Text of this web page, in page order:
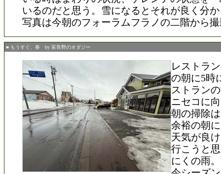
いるのだと思う。雪になるとそれが良く分
写真は今朝のフォーラムフラノの二階から
■ もうすぐ、春 by 富良野のオダジー
レストラ
の朝に5時
ストラン
ニセコに
朝の掃除
余裕の朝
天気が良
行こうと
にくの雨